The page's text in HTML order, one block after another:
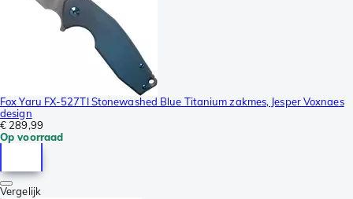
Fox Yaru FX-527TI Stonewashed Blue Titanium zakmes, Jesper Voxnaes
design
€ 289,99
Op voorraad
Vergelijk